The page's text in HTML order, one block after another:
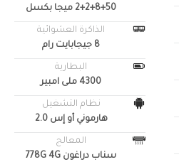
50+8+2+2 ميجا بكسل
الذاكرة العشوائية
8 جيجابايت رام
البطارية
4300 ملى امبير
نظام التشغيل
هارموني أو إس 2.0
المعالج
سناب دراغون 778G 4G